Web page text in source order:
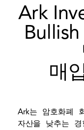
Ark
매
Ark는 암호화폐
자산을 낮추는